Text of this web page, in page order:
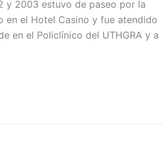
y 2003 estuvo de paseo por la
en el Hotel Casino y fue atendido
en el Policlínico del UTHGRA y a